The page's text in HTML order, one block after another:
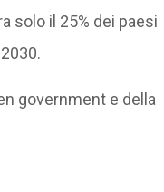
solo il 25% dei paesi
government e della